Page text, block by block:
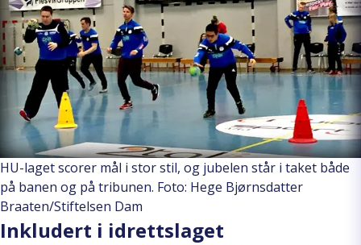
HU-laget scorer mål i stor stil, og jubelen står i taket både
på banen og på tribunen. Foto: Hege Bjørnsdatter
Braaten/Stiftelsen Dam
Inkludert i idrettslaget